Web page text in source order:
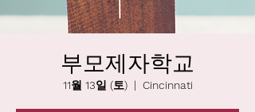
부모제자학교
11월 13일 (토)
  |
Cincinnati